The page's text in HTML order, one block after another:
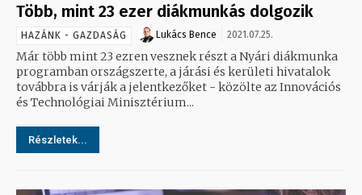
Több, mint 23 ezer diákmunkás dolgozik
HAZÁNK - GAZDASÁG Lukács Bence 2021.07.25.
Már több mint 23 ezren vesznek részt a Nyári diákmunka
programban országszerte, a járási és kerületi hivatalok
továbbra is várják a jelentkezőket - közölte az Innovációs
és Technológiai Minisztérium...
Részletek...